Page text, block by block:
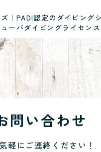
｜PADI認定のダイビング
ーバダイビングライセンス
問い合わせ
軽にご連絡ください！